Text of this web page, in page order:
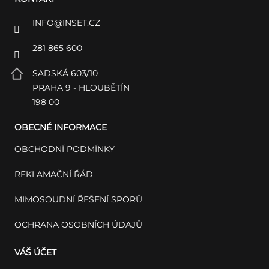
INFO@INSET.CZ
281 865 600
SADSKÁ 603/10
PRAHA 9 - HLOUBĚTÍN
198 00
OBECNÉ INFORMACE
OBCHODNÍ PODMÍNKY
REKLAMAČNÍ ŘÁD
MIMOSOUDNÍ ŘEŠENÍ SPORŮ
OCHRANA OSOBNÍCH ÚDAJŮ
VÁŠ ÚČET